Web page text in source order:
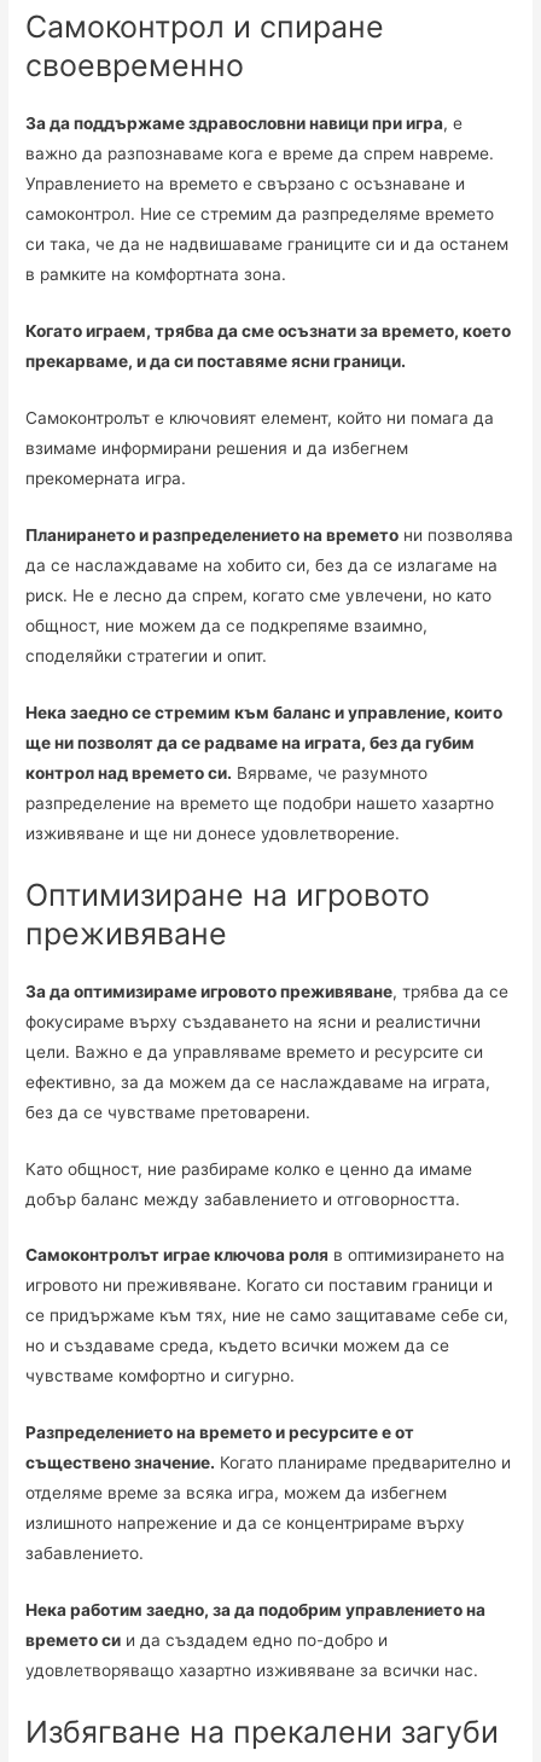
Самоконтрол и спиране
своевременно
За да поддържаме здравословни навици при игра, е
важно да разпознаваме кога е време да спрем навреме.
Управлението на времето е свързано с осъзнаване и
самоконтрол. Ние се стремим да разпределяме времето
си така, че да не надвишаваме границите си и да останем
в рамките на комфортната зона.
Когато играем, трябва да сме осъзнати за времето, което
прекарваме, и да си поставяме ясни граници.
Самоконтролът е ключовият елемент, който ни помага да
взимаме информирани решения и да избегнем
прекомерната игра.
Планирането и разпределението на времето ни позволява
да се наслаждаваме на хобито си, без да се излагаме на
риск. Не е лесно да спрем, когато сме увлечени, но като
общност, ние можем да се подкрепяме взаимно,
споделяйки стратегии и опит.
Нека заедно се стремим към баланс и управление, които
ще ни позволят да се радваме на играта, без да губим
контрол над времето си. Вярваме, че разумното
разпределение на времето ще подобри нашето хазартно
изживяване и ще ни донесе удовлетворение.
Оптимизиране на игровото
преживяване
За да оптимизираме игровото преживяване, трябва да се
фокусираме върху създаването на ясни и реалистични
цели. Важно е да управляваме времето и ресурсите си
ефективно, за да можем да се наслаждаваме на играта,
без да се чувстваме претоварени.
Като общност, ние разбираме колко е ценно да имаме
добър баланс между забавлението и отговорността.
Самоконтролът играе ключова роля в оптимизирането на
игровото ни преживяване. Когато си поставим граници и
се придържаме към тях, ние не само защитаваме себе си,
но и създаваме среда, където всички можем да се
чувстваме комфортно и сигурно.
Разпределението на времето и ресурсите е от
съществено значение. Когато планираме предварително и
отделяме време за всяка игра, можем да избегнем
излишното напрежение и да се концентрираме върху
забавлението.
Нека работим заедно, за да подобрим управлението на
времето си и да създадем едно по-добро и
удовлетворяващо хазартно изживяване за всички нас.
Избягване на прекалени загуби